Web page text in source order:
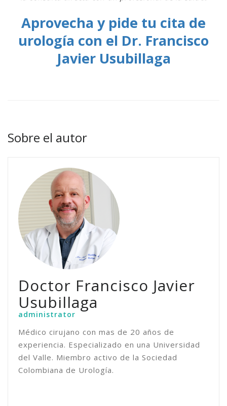
Aprovecha y pide tu cita de
urología con el Dr. Francisco
Javier Usubillaga
Sobre el autor
Doctor Francisco Javier
Usubillaga
administrator
Médico cirujano con mas de 20 años de
experiencia. Especializado en una Universidad
del Valle. Miembro activo de la Sociedad
Colombiana de Urología.